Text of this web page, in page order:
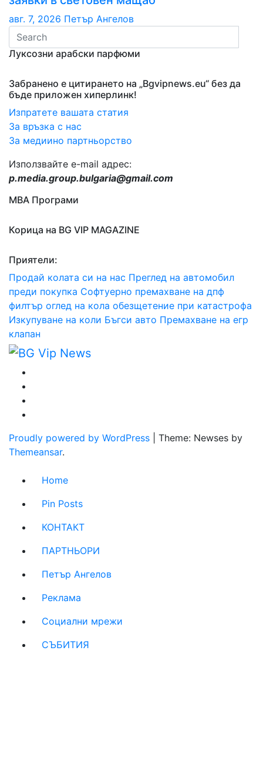
авг. 7, 2026 Петър Ангелов
Луксозни арабски парфюми
Забранено е цитирането на „Bgvipnews.eu“ без да
бъде приложен хиперлинк!
Изпратете вашата статия
За връзка с нас
За медиино партньорство
Използвайте e-mail адрес:
p.media.group.bulgaria@gmail.com
МВА Програми
Корица на BG VIP MAGAZINE
Приятели:
Продай колата си на нас Преглед на автомобил
преди покупка Софтуерно премахване на дпф
филтър оглед на кола обезщетение при катастрофа
Изкупуване на коли Бъгси авто Премахване на егр
клапан
Proudly powered by WordPress
Theme: Newses by
Themeansar.
Home
Pin Posts
КОНТАКТ
ПАРТНЬОРИ
Петър Ангелов
Реклама
Социални мрежи
СЪБИТИЯ